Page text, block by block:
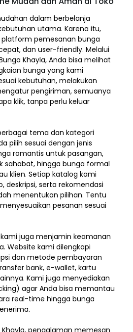
dalam berbelanja
utama. Karena itu,
pemesanan bunga
dan user-friendly. Melalui
Khayla, Anda bisa melihat
bunga yang kami
kebutuhan, melakukan
pengiriman,semuanya
klik, tanpa perlu keluar
tema dan kategori
pilih sesuai dengan jenis
romantis untuk pasangan,
sahabat, hingga bunga formal
klien. Setiap katalog kami
deskripsi, serta rekomendasi
menentukan pilihan. Tentu
pesanan sesuai
juga menjamin keamanan
Website kami dilengkapi
dan metode pembayaran
bank, e-wallet, kartu
Kami juga menyediakan
agar Anda bisa memantau
real-time hingga bunga
, pengalaman memesan